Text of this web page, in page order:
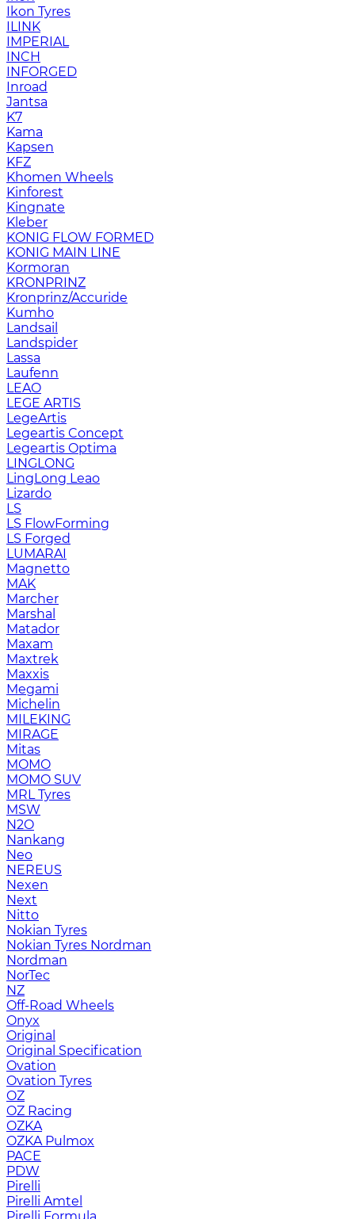
Ikon Tyres
ILINK
IMPERIAL
INCH
INFORGED
Inroad
Jantsa
K7
Kama
Kapsen
KFZ
Khomen Wheels
Kinforest
Kingnate
Kleber
KONIG FLOW FORMED
KONIG MAIN LINE
Kormoran
KRONPRINZ
Kronprinz/Accuride
Kumho
Landsail
Landspider
Lassa
Laufenn
LEAO
LEGE ARTIS
LegeArtis
Legeartis Concept
Legeartis Optima
LINGLONG
LingLong Leao
Lizardo
LS
LS FlowForming
LS Forged
LUMARAI
Magnetto
MAK
Marcher
Marshal
Matador
Maxam
Maxtrek
Maxxis
Megami
Michelin
MILEKING
MIRAGE
Mitas
MOMO
MOMO SUV
MRL Tyres
MSW
N2O
Nankang
Neo
NEREUS
Nexen
Next
Nitto
Nokian Tyres
Nokian Tyres Nordman
Nordman
NorTec
NZ
Off-Road Wheels
Onyx
Original
Original Specification
Ovation
Ovation Tyres
OZ
OZ Racing
OZKA
OZKA Pulmox
PACE
PDW
Pirelli
Pirelli Amtel